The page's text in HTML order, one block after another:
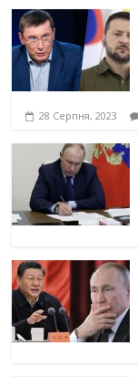
28 Серпня, 2023